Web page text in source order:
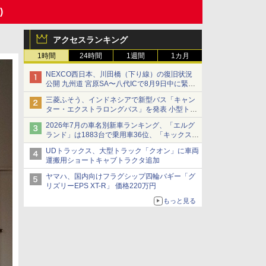
アクセスランキング
1時間 24時間 1週間 1カ月
NEXCO西日本、川田橋（下り線）の復旧状況
公開 九州道 宮原SA〜八代ICで8月9日中に緊急
車両を通行可能に
三菱ふそう、インドネシアで新型バス「キャン
ター・エクストラロングバス」を発表 小型トラ
ックベースの観光・旅客輸送向けバス
2026年7月の車名別新車ランキング、「エルグ
ランド」は1883台で乗用車36位、「キックス」
は2591台で27位に
UDトラックス、大型トラック「クオン」に車両
運搬用ショートキャブトラクタ追加
ヤマハ、国内向けフラグシップ四輪バギー「グ
リズリーEPS XT-R」 価格220万円
もっと見る